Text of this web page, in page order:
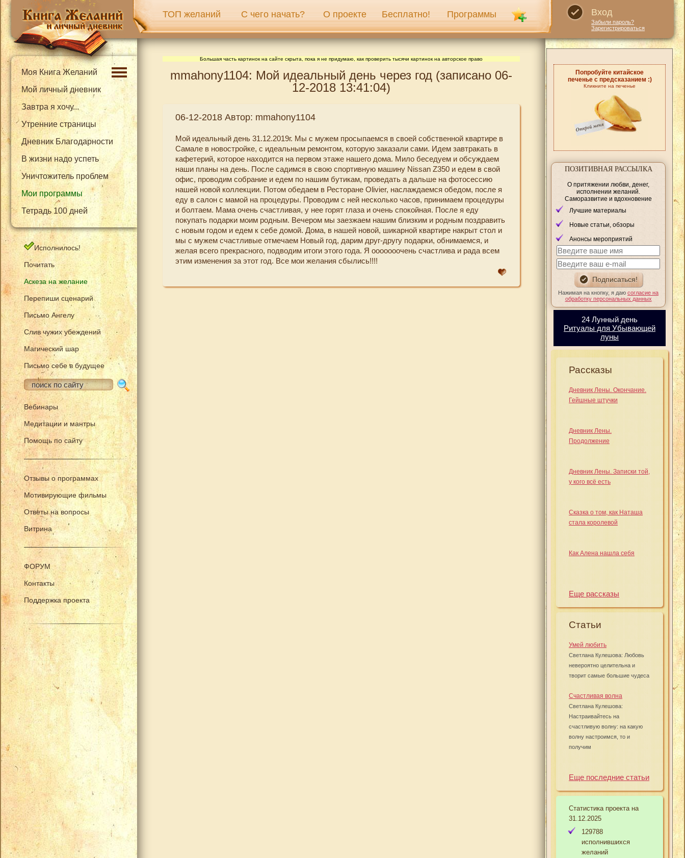
ТОП желаний С чего начать? О проекте Бесплатно! Программы Вход
Забыли пароль?
Зарегистрироваться
Моя Книга Желаний
Мой личный дневник
Завтра я хочу...
Утренние страницы
Дневник Благодарности
В жизни надо успеть
Уничтожитель проблем
Мои программы
Тетрадь 100 дней
Исполнилось!
Почитать
Аскеза на желание
Перепиши сценарий
Письмо Ангелу
Слив чужих убеждений
Магический шар
Письмо себе в будущее
Вебинары
Медитации и мантры
Помощь по сайту
Отзывы о программах
Мотивирующие фильмы
Ответы на вопросы
Витрина
ФОРУМ
Контакты
Поддержка проекта
Большая часть картинок на сайте скрыта, пока я не придумаю, как проверить тысячи картинок на авторское право
mmahony1104: Мой идеальный день через год (записано 06-
12-2018 13:41:04)
06-12-2018 Автор: mmahony1104
Мой идеальный день 31.12.2019г. Мы с мужем просыпаемся в своей собственной квартире в
Самале в новостройке, с идеальным ремонтом, которую заказали сами. Идем завтракать в
кафетерий, которое находится на первом этаже нашего дома. Мило беседуем и обсуждаем
наши планы на день. После садимся в свою спортивную машину Nissan Z350 и едем в свой
офис, проводим собрание и едем по нашим бутикам, проведать а дальше на фотосессию
нашей новой коллекции. Потом обедаем в Ресторане Olivier, наслаждаемся обедом, после я
еду в салон с мамой на процедуры. Проводим с ней несколько часов, принимаем процедуры
и болтаем. Мама очень счастливая, у нее горят глаза и очень спокойная. После я еду
покупать подарки моим родным. Вечером мы заезжаем нашим близким и родным поздравить
с новым годом и едем к себе домой. Дома, в нашей новой, шикарной квартире накрыт стол и
мы с мужем счастливые отмечаем Новый год, дарим друг-другу подарки, обнимаемся, и
желая всего прекрасного, подводим итоги этого года. Я ооооооочень счастлива и рада всем
этим изменения за этот год. Все мои желания сбылись!!!!
Попробуйте китайское
печенье с предсказанием :)
Кликните на печенье
ПОЗИТИВНАЯ РАССЫЛКА
О притяжении любви, денег,
исполнении желаний.
Саморазвитие и вдохновение
Лучшие материалы
Новые статьи, обзоры
Анонсы мероприятий
Нажимая на кнопку, я даю согласие на
обработку персональных данных
24 Лунный день
Ритуалы для Убывающей
луны
Рассказы
Дневник Лены. Окончание.
Гейшные штучки
Дневник Лены.
Продолжение
Дневник Лены. Записки той,
у кого всё есть
Сказка о том, как Наташа
стала королевой
Как Алена нашла себя
Еще рассказы
Статьи
Умей любить
Светлана Кулешова: Любовь
невероятно целительна и
творит самые большие чудеса
Счастливая волна
Светлана Кулешова:
Настраивайтесь на
счастливую волну: на какую
волну настроимся, то и
получим
Еще последние статьи
Статистика проекта на
31.12.2025
129788
исполнившихся
желаний